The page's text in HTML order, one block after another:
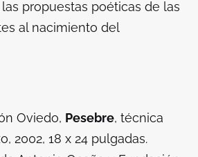
propuestas poéticas de las
al nacimiento del
Oviedo, Pesebre, técnica
2002, 18 x 24 pulgadas.